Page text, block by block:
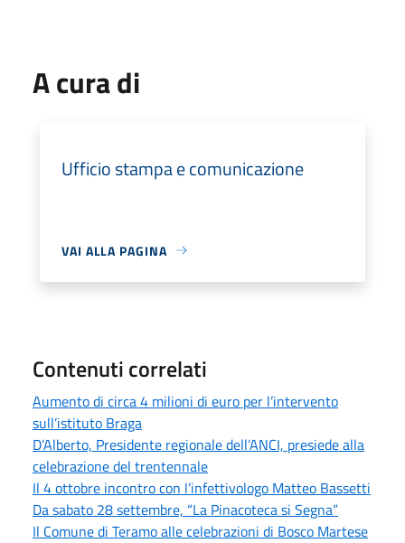
A cura di
Ufficio stampa e comunicazione
VAI ALLA PAGINA
Contenuti correlati
Aumento di circa 4 milioni di euro per l’intervento
sull’istituto Braga
D’Alberto, Presidente regionale dell’ANCI, presiede alla
celebrazione del trentennale
Il 4 ottobre incontro con l’infettivologo Matteo Bassetti
Da sabato 28 settembre, “La Pinacoteca si Segna”
Il Comune di Teramo alle celebrazioni di Bosco Martese